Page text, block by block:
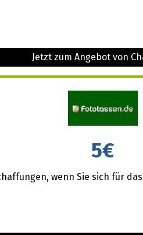
Jetzt zum Angebot von
5€
wenn Sie sich für